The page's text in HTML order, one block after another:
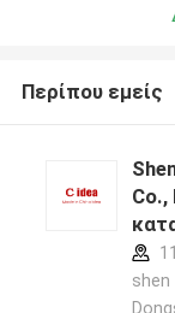
Περίπου εμείς
shen